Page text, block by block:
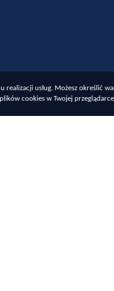
realizacji usług. Możesz określić
plików cookies w Twojej